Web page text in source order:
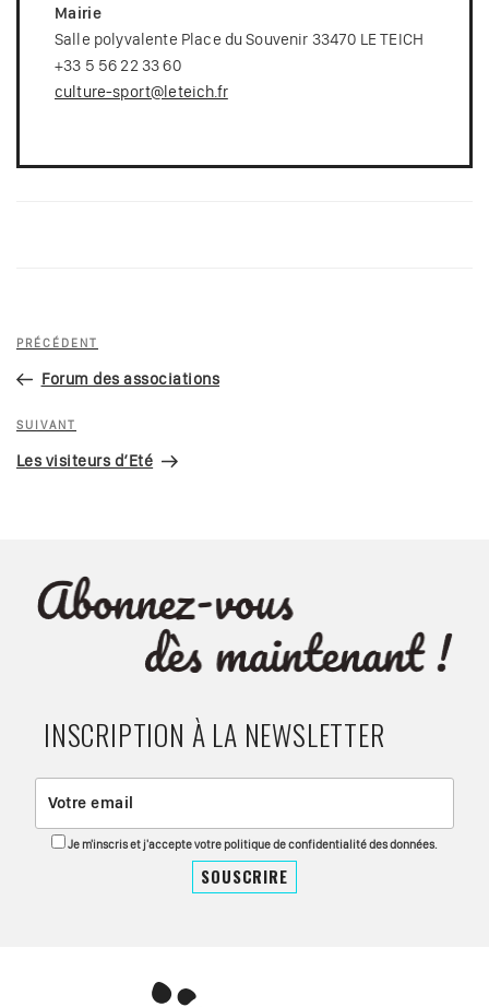
Mairie
Salle polyvalente Place du Souvenir 33470 LE TEICH
+33 5 56 22 33 60
culture-sport@leteich.fr
Navigation
l’article
Article
précédent
PRÉCÉDENT
Forum des associations
Article
suivant
SUIVANT
Les visiteurs d’Eté
INSCRIPTION À LA NEWSLETTER
Je m'inscris et j'accepte votre politique de confidentialité des données.